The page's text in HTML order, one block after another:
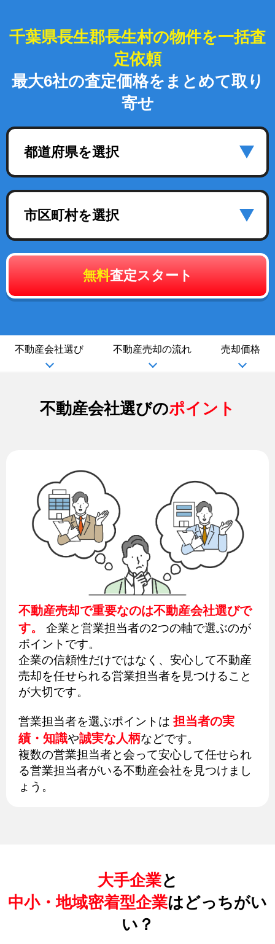
千葉県長生郡長生村の物件を一括査
定依頼
最大6社の査定価格をまとめて取り
寄せ
都道府県を選択
市区町村を選択
無料査定スタート
不動産会社選び 不動産売却の流れ 売却価格
不動産会社選びのポイント
不動産売却で重要なのは不動産会社選びで
す。
企業と営業担当者の2つの軸で選ぶのが
ポイントです。
企業の信頼性だけではなく、安心して不動産
売却を任せられる営業担当者を見つけること
が大切です。
営業担当者を選ぶポイントは 担当者の実
績・知識や誠実な人柄などです。
複数の営業担当者と会って安心して任せられ
る営業担当者がいる不動産会社を見つけまし
ょう。
大手企業と
中小・地域密着型企業はどっちがい
い？